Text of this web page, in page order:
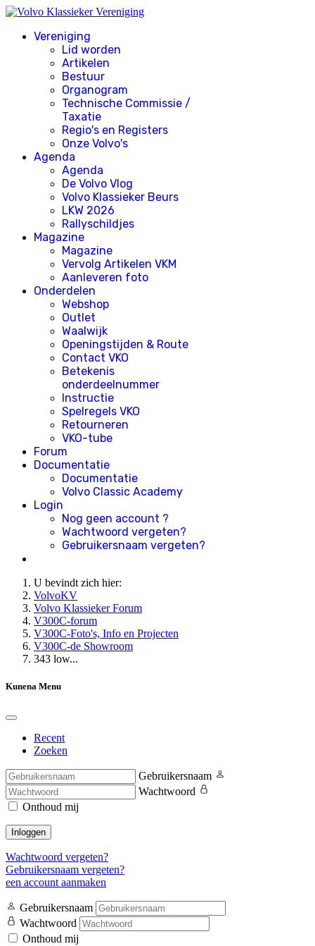
Vereniging
Lid worden
Artikelen
Bestuur
Organogram
Technische Commissie /
Taxatie
Regio's en Registers
Onze Volvo's
Agenda
Agenda
De Volvo Vlog
Volvo Klassieker Beurs
LKW 2026
Rallyschildjes
Magazine
Magazine
Vervolg Artikelen VKM
Aanleveren foto
Onderdelen
Webshop
Outlet
Waalwijk
Openingstijden & Route
Contact VKO
Betekenis
onderdeelnummer
Instructie
Spelregels VKO
Retourneren
VKO-tube
Forum
Documentatie
Documentatie
Volvo Classic Academy
Login
Nog geen account ?
Wachtwoord vergeten?
Gebruikersnaam vergeten?
U bevindt zich hier:
VolvoKV
Volvo Klassieker Forum
V300C-forum
V300C-Foto's, Info en Projecten
V300C-de Showroom
343 low...
Kunena Menu
Recent
Zoeken
Gebruikersnaam
Wachtwoord
Onthoud mij
Inloggen
Wachtwoord vergeten?
Gebruikersnaam vergeten?
een account aanmaken
Gebruikersnaam
Wachtwoord
Onthoud mij